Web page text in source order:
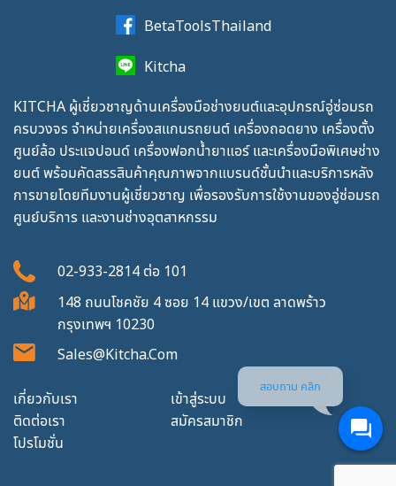
BetaToolsThailand
Kitcha
KITCHA ผู้เชี่ยวชาญด้านเครื่องมือช่างยนต์และอุปกรณ์อู่ซ่อมรถ
ครบวงจร จำหน่ายเครื่องสแกนรถยนต์ เครื่องถอดยาง เครื่องตั้ง
ศูนย์ล้อ ประแจปอนด์ เครื่องฟอกน้ำยาแอร์ และเครื่องมือพิเศษช่าง
ยนต์ พร้อมคัดสรรสินค้าคุณภาพจากแบรนด์ชั้นนำและบริการหลัง
การขายโดยทีมงานผู้เชี่ยวชาญ เพื่อรองรับการใช้งานของอู่ซ่อมรถ
ศูนย์บริการ และงานช่างอุตสาหกรรม
02-933-2814 ต่อ 101
148 ถนนโชคชัย 4 ซอย 14 แขวง/เขต ลาดพร้าว
กรุงเทพฯ 10230
Sales@kitcha.com
เกี่ยวกับเรา
ติดต่อเรา
โปรโมชั่น
เข้าสู่ระบบ
สมัครสมาชิก
สอบถาม คลิก